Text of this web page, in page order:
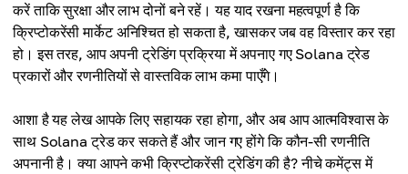
करें ताकि सुरक्षा और लाभ दोनों बने रहें। यह याद रखना महत्वपूर्ण है कि
क्रिप्टोकरेंसी मार्केट अनिश्चित हो सकता है, खासकर जब वह विस्तार कर रहा
हो। इस तरह, आप अपनी ट्रेडिंग प्रक्रिया में अपनाए गए Solana ट्रेड
प्रकारों और रणनीतियों से वास्तविक लाभ कमा पाएँगे।
आशा है यह लेख आपके लिए सहायक रहा होगा, और अब आप आत्मविश्वास के
साथ Solana ट्रेड कर सकते हैं और जान गए होंगे कि कौन-सी रणनीति
अपनानी है। क्या आपने कभी क्रिप्टोकरेंसी ट्रेडिंग की है? नीचे कमेंट्स में